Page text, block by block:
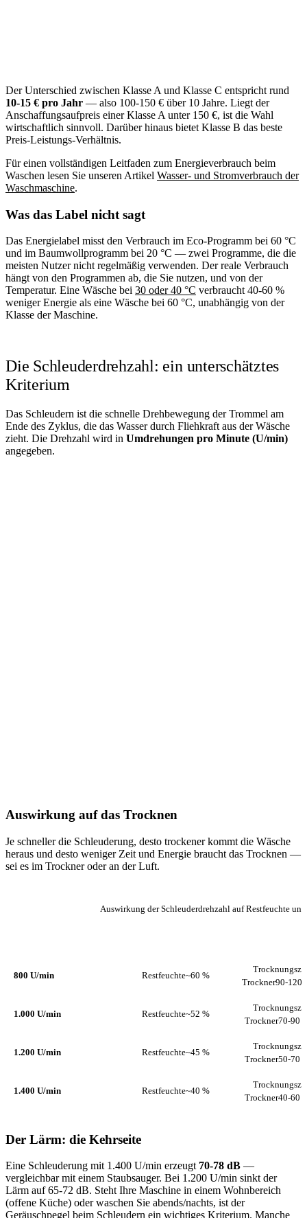
Der Unterschied zwischen Klasse A und Klasse C entspricht rund
10-15 € pro Jahr — also 100-150 € über 10 Jahre. Liegt der
Anschaffungsaufpreis einer Klasse A unter 150 €, ist die Wahl
wirtschaftlich sinnvoll. Darüber hinaus bietet Klasse B das beste
Preis-Leistungs-Verhältnis.
Für einen vollständigen Leitfaden zum Energieverbrauch beim
Waschen lesen Sie unseren Artikel Wasser- und Stromverbrauch der
Waschmaschine.
Was das Label nicht sagt
Das Energielabel misst den Verbrauch im Eco-Programm bei 60 °C
und im Baumwollprogramm bei 20 °C — zwei Programme, die die
meisten Nutzer nicht regelmäßig verwenden. Der reale Verbrauch
hängt von den Programmen ab, die Sie nutzen, und von der
Temperatur. Eine Wäsche bei 30 oder 40 °C verbraucht 40-60 %
weniger Energie als eine Wäsche bei 60 °C, unabhängig von der
Klasse der Maschine.
Die Schleuderdrehzahl: ein unterschätztes
Kriterium
Das Schleudern ist die schnelle Drehbewegung der Trommel am
Ende des Zyklus, die das Wasser durch Fliehkraft aus der Wäsche
zieht. Die Drehzahl wird in Umdrehungen pro Minute (U/min)
angegeben.
Auswirkung auf das Trocknen
Je schneller die Schleuderung, desto trockener kommt die Wäsche
heraus und desto weniger Zeit und Energie braucht das Trocknen —
sei es im Trockner oder an der Luft.
Auswirkung der Schleuderdrehzahl auf Restfeuchte
800 U/min Restfeuchte~60 %
Trockner90-120
1.000 U/min Restfeuchte~52 %
Trockner70-90
1.200 U/min Restfeuchte~45 %
Trockner50-70
1.400 U/min Restfeuchte~40 %
Trockner40-60
Der Lärm: die Kehrseite
Eine Schleuderung mit 1.400 U/min erzeugt 70-78 dB —
vergleichbar mit einem Staubsauger. Bei 1.200 U/min sinkt der
Lärm auf 65-72 dB. Steht Ihre Maschine in einem Wohnbereich
(offene Küche) oder waschen Sie abends/nachts, ist der
Geräuschpegel beim Schleudern ein wichtiges Kriterium. Manche